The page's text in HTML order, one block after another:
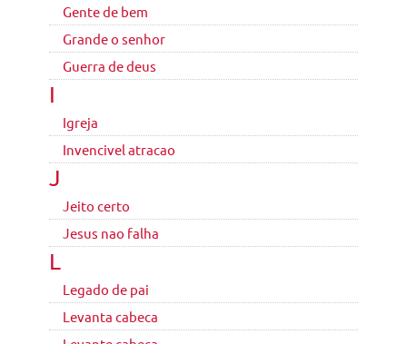
Gente de bem
Grande o senhor
Guerra de deus
I
Igreja
Invencivel atracao
J
Jeito certo
Jesus nao falha
L
Legado de pai
Levanta cabeca